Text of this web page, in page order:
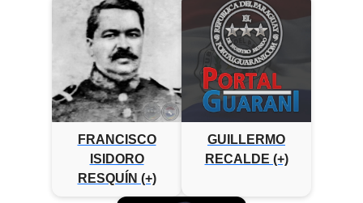
FRANCISCO
ISIDORO
RESQUÍN (+)
GUILLERMO
RECALDE (+)